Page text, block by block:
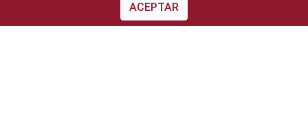
ACEPTAR